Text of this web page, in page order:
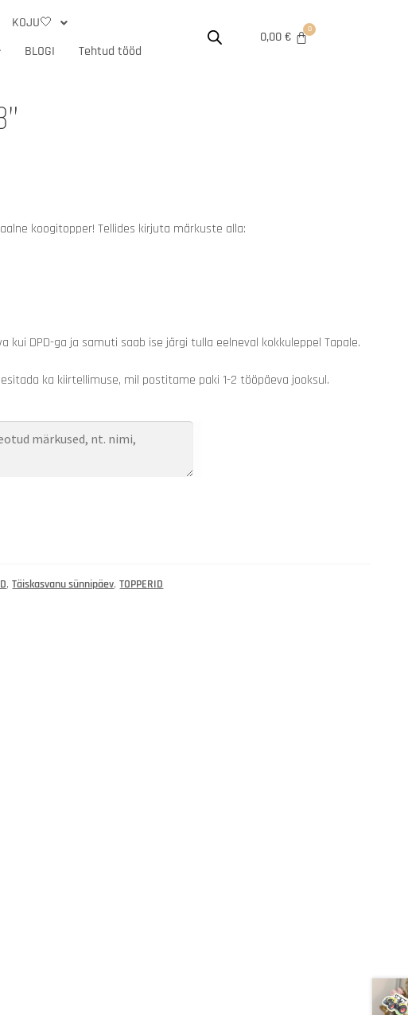
KOJU🤍
BLOGI Tehtud tööd
0,00€
koogitopper! Tellides kirjuta märkuste alla:
kui DPD-ga ja samuti saab ise järgi tulla eelneval kokkuleppel Tapale.
ka kiirtellimuse, mil postitame paki 1-2 tööpäeva jooksul.
,Täiskasvanu sünnipäev,TOPPERID